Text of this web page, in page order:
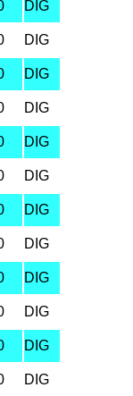
DIG
DIG
DIG
DIG
DIG
DIG
DIG
DIG
DIG
DIG
DIG
DIG